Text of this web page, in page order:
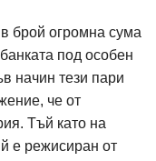
брой огромна сума
под особен
начин тези пари
че от
Тъй като на
е режисиран от